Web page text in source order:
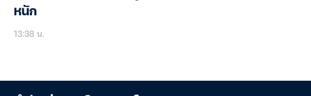
หนัก
13:38 น.